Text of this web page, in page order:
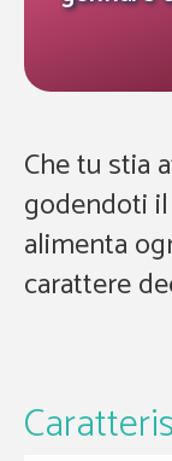
Che tu stia
godendoti
alimenta
carattere